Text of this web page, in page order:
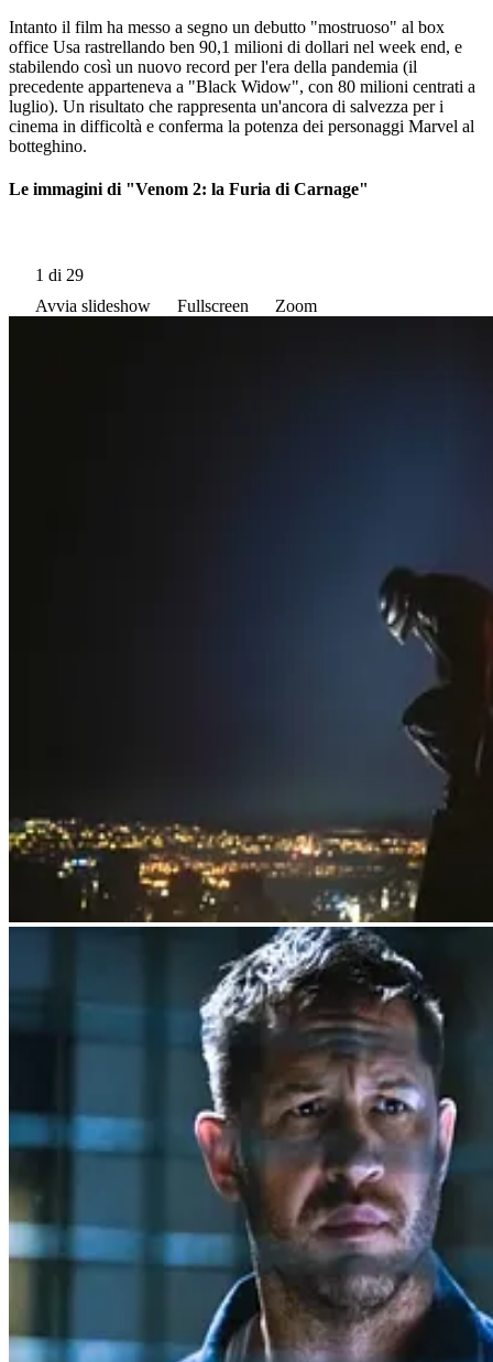
Intanto il film ha messo a segno un debutto "mostruoso" al box
office Usa rastrellando ben 90,1 milioni di dollari nel week end, e
stabilendo così un nuovo record per l'era della pandemia (il
precedente apparteneva a "Black Widow", con 80 milioni centrati a
luglio). Un risultato che rappresenta un'ancora di salvezza per i
cinema in difficoltà e conferma la potenza dei personaggi Marvel al
botteghino.
Le immagini di "Venom 2: la Furia di Carnage"
1 di 29
Avvia slideshow
Fullscreen Zoom